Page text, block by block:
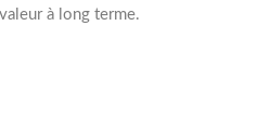
à long terme.